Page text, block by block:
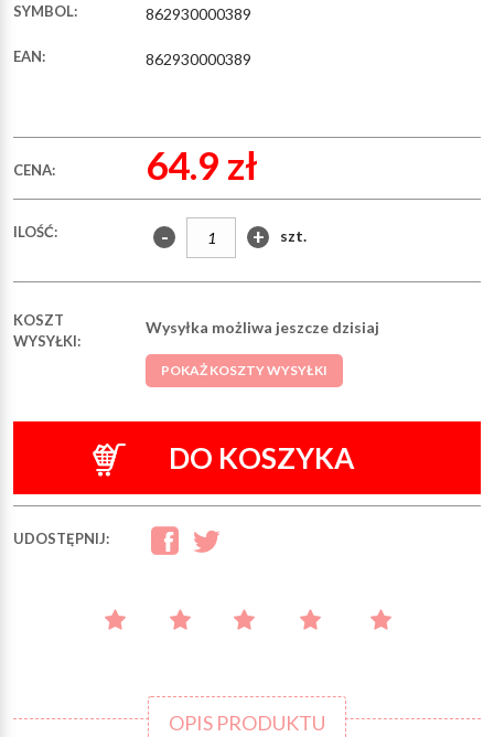
SYMBOL: 862930000389
EAN: 862930000389
CENA: 64.9 zł
ILOŚĆ: - + szt.
KOSZT
WYSYŁKI:
Wysyłka możliwa jeszcze dzisiaj
POKAŻ KOSZTY WYSYŁKI
DO KOSZYKA
UDOSTĘPNIJ:
OPIS PRODUKTU